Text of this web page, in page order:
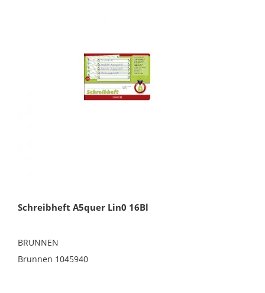
Schreibheft A5quer Lin0 16Bl
BRUNNEN
Brunnen 1045940